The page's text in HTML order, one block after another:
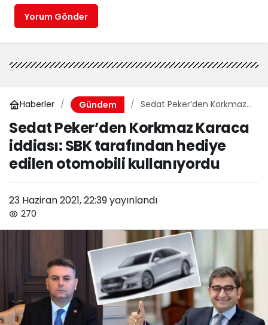
Yorum Gönder
Haberler Gündem
Sedat Peker’den Korkmaz
tarafından hediye edilen
otomobili kullanıyordu
Sedat Peker’den Korkmaz Karaca
iddiası: SBK tarafından hediye
edilen otomobili kullanıyordu
23 Haziran 2021, 22:39yayınlandı
270